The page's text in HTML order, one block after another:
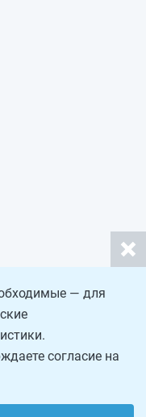
— для
согласие на